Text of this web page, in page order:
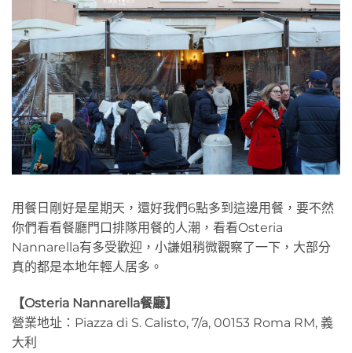
用餐日剛好是星期天，還好我們6點多到這邊用餐，要不然
你們看看餐廳門口排隊用餐的人潮，看看Osteria
Nannarella有多受歡迎，小謙姐稍微觀察了一下，大部分
真的都是本地年輕人居多。
【Osteria Nannarella餐廳】
營業地址：Piazza di S. Calisto, 7/a, 00153 Roma RM, 義
大利